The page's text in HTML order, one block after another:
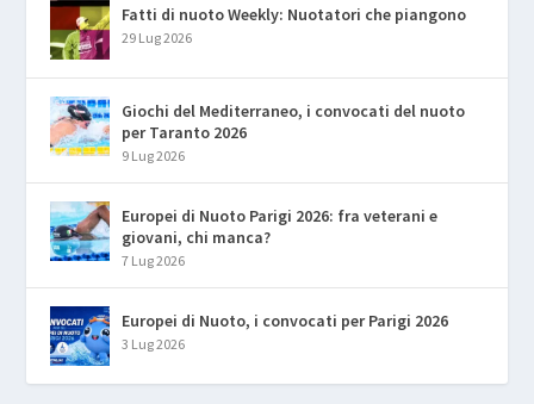
Fatti di nuoto Weekly: Nuotatori che piangono
29 Lug 2026
Giochi del Mediterraneo, i convocati del nuoto
per Taranto 2026
9 Lug 2026
Europei di Nuoto Parigi 2026: fra veterani e
giovani, chi manca?
7 Lug 2026
Europei di Nuoto, i convocati per Parigi 2026
3 Lug 2026